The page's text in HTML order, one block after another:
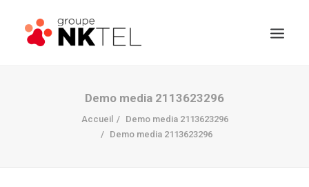
Demo media 2113623296
Accueil
Demo media 2113623296
Demo media 2113623296